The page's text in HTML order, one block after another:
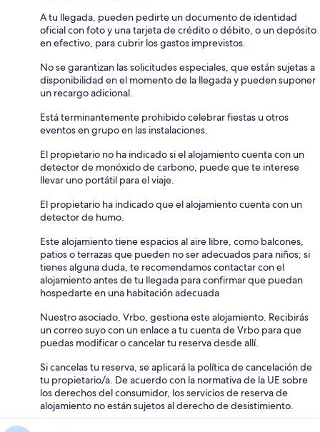
A tu llegada, pueden pedirte un documento de identidad
oficial con foto y una tarjeta de crédito o débito, o un depósito
en efectivo, para cubrir los gastos imprevistos.
No se garantizan las solicitudes especiales, que están sujetas a
disponibilidad en el momento de la llegada y pueden suponer
un recargo adicional.
Está terminantemente prohibido celebrar fiestas u otros
eventos en grupo en las instalaciones.
El propietario no ha indicado si el alojamiento cuenta con un
detector de monóxido de carbono, puede que te interese
llevar uno portátil para el viaje.
El propietario ha indicado que el alojamiento cuenta con un
detector de humo.
Este alojamiento tiene espacios al aire libre, como balcones,
patios o terrazas que pueden no ser adecuados para niños; si
tienes alguna duda, te recomendamos contactar con el
alojamiento antes de tu llegada para confirmar que puedan
hospedarte en una habitación adecuada
Nuestro asociado, Vrbo, gestiona este alojamiento. Recibirás
un correo suyo con un enlace a tu cuenta de Vrbo para que
puedas modificar o cancelar tu reserva desde allí.
Si cancelas tu reserva, se aplicará la política de cancelación de
tu propietario/a. De acuerdo con la normativa de la UE sobre
los derechos del consumidor, los servicios de reserva de
alojamiento no están sujetos al derecho de desistimiento.